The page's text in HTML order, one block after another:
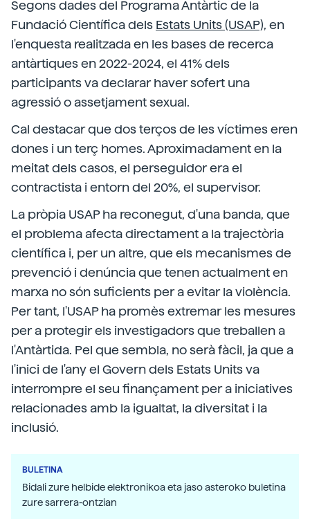
Segons dades del Programa Antàrtic de la
Fundació Científica dels Estats Units (USAP), en
l'enquesta realitzada en les bases de recerca
antàrtiques en 2022-2024, el 41% dels
participants va declarar haver sofert una
agressió o assetjament sexual.
Cal destacar que dos terços de les víctimes eren
dones i un terç homes. Aproximadament en la
meitat dels casos, el perseguidor era el
contractista i entorn del 20%, el supervisor.
La pròpia USAP ha reconegut, d'una banda, que
el problema afecta directament a la trajectòria
científica i, per un altre, que els mecanismes de
prevenció i denúncia que tenen actualment en
marxa no són suficients per a evitar la violència.
Per tant, l'USAP ha promès extremar les mesures
per a protegir els investigadors que treballen a
l'Antàrtida. Pel que sembla, no serà fàcil, ja que a
l'inici de l'any el Govern dels Estats Units va
interrompre el seu finançament per a iniciatives
relacionades amb la igualtat, la diversitat i la
inclusió.
BULETINA
Bidali zure helbide elektronikoa eta jaso asteroko buletina
zure sarrera-ontzian